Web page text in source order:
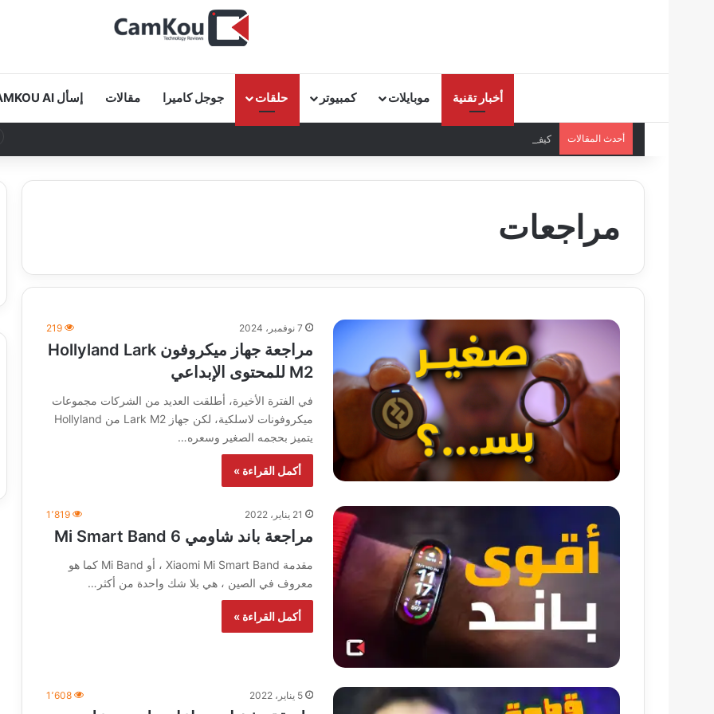
أخبار تقنية موبايلات كمبيوتر حلقات جوجل كاميرا مقالات إسأل CAMKOU AI
أحدث المقالات كيف تحمي أطفالك من ظاهرة “Elsagate” على يوتيوب؟
مراجعات
7 نوفمبر، 2024 219
مراجعة جهاز ميكروفون Hollyland Lark
M2 للمحتوى الإبداعي
في الفترة الأخيرة، أطلقت العديد من الشركات مجموعات
ميكروفونات لاسلكية، لكن جهاز Lark M2 من Hollyland
يتميز بحجمه الصغير وسعره…
أكمل القراءة »
21 يناير، 2022 1٬819
مراجعة باند شاومي Mi Smart Band 6
مقدمة Xiaomi Mi Smart Band ، أو Mi Band كما هو
معروف في الصين ، هي بلا شك واحدة من أكثر…
أكمل القراءة »
5 يناير، 2022 1٬608